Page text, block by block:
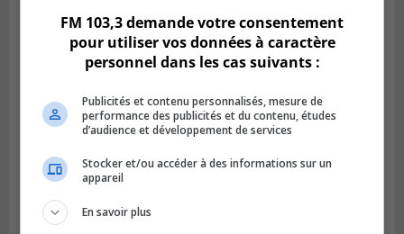
GREENFIELD PARK
Greenfield Park veut s’armer contre les
fortes
pluies
FM 103,3 demande votre consentement
pour utiliser vos données à caractère
personnel dans les cas suivants :
Publicités et contenu personnalisés, mesure de
performance des publicités et du contenu, études
d’audience et développement de services
Stocker et/ou accéder à des informations sur un
appareil
En savoir plus